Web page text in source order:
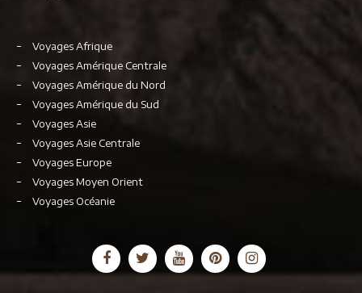
Voyages Afrique
Voyages Amérique Centrale
Voyages Amérique du Nord
Voyages Amérique du Sud
Voyages Asie
Voyages Asie Centrale
Voyages Europe
Voyages Moyen Orient
Voyages Océanie